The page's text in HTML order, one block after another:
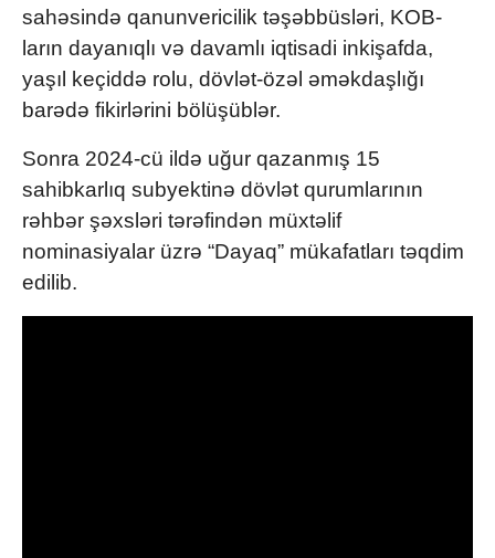
sahəsində qanunvericilik təşəbbüsləri, KOB-
ların dayanıqlı və davamlı iqtisadi inkişafda,
yaşıl keçiddə rolu, dövlət-özəl əməkdaşlığı
barədə fikirlərini bölüşüblər.
Sonra 2024-cü ildə uğur qazanmış 15
sahibkarlıq subyektinə dövlət qurumlarının
rəhbər şəxsləri tərəfindən müxtəlif
nominasiyalar üzrə “Dayaq” mükafatları təqdim
edilib.